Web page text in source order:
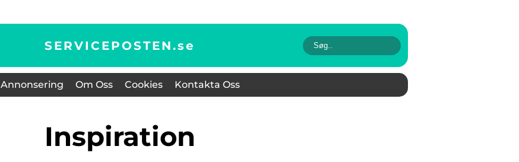
SERVICEPOSTEN.se
Annonsering Om Oss Cookies Kontakta Oss
inspiration